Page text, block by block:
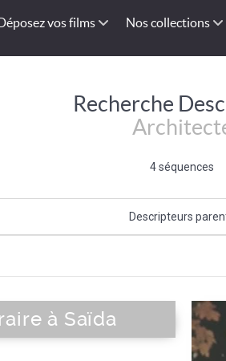
vos films Nos collections
Recherche
4 séquences
Descripteurs
à Saïda